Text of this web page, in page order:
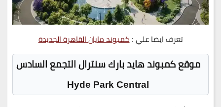
تعرف ايضا علي :كمبوند مايان القاهرة الجديدة
موقع كمبوند هايد بارك سنترال التجمع السادس
Hyde Park Central